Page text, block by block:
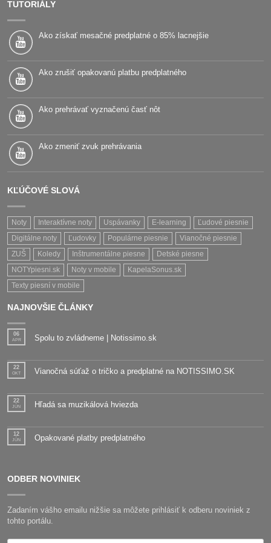
TUTORIÁLY
Ako získať mesačné predplatné o 85% lacnejšie
Ako zrušiť opakovanú platbu predplatného
Ako prehrávať vyznačenú časť nôt
Ako zmeniť zvuk prehrávania
KĽÚČOVÉ SLOVÁ
Noty Interaktívne noty Uspávanky E-learning
Ľudové piesnie
Digitálne noty
Ľudovky Populárne piesnie
Vianočné piesnie
ZUŠ
Koledy Inštrumentálne piesne
Detské piesne
NOTYpiesni.sk
Noty v mobile
KapelaSonus.sk
Texty piesní v mobile
NAJNOVŠIE ČLÁNKY
06
APR Spolu to zvládneme | Notissimo.sk
22
OKT Vianočná súťaž o tričko a predplatné na NOTISSIMO.SK
22
JÚN Hľadá sa muzikálová hviezda
12
JÚN Opakované platby predplatného
ODBER NOVINIEK
Zadaním vášho emailu nižšie sa môžete prihlásiť k odberu noviniek z
tohto portálu.